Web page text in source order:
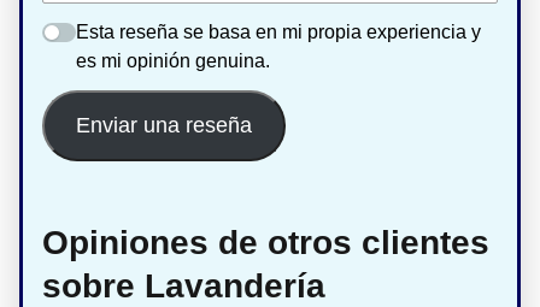
Esta reseña se basa en mi propia experiencia y
es mi opinión genuina.
Enviar una reseña
Opiniones de otros clientes
sobre Lavandería